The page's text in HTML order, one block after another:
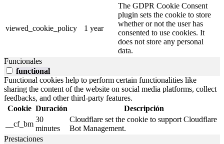
viewed_cookie_policy 1 year
The GDPR Cookie Consent
plugin sets the cookie to store
whether or not the user has
consented to use cookies. It
does not store any personal
data.
Funcionales
functional
Functional cookies help to perform certain functionalities like
sharing the content of the website on social media platforms, collect
feedbacks, and other third-party features.
Cookie Duración
Descripción
__cf_bm
30
minutes
Cloudflare set the cookie to support Cloudflare
Bot Management.
Prestaciones